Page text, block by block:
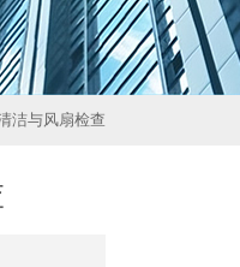
洁与风扇检查